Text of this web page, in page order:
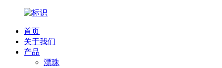
首页
关于我们
产品
漂珠